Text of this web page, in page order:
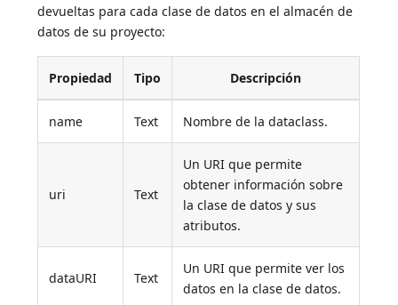
devueltas para cada clase de datos en el almacén de
datos de su proyecto:
Propiedad Tipo Descripción
name Text Nombre de la dataclass.
uri Text
Un URI que permite
obtener información sobre
la clase de datos y sus
atributos.
dataURI Text
Un URI que permite ver los
datos en la clase de datos.